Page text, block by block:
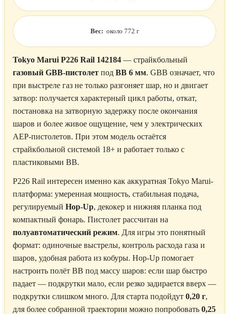
Вес: около 772 г
Tokyo Marui P226 Rail 142184 — страйкбольный
газовый GBB-пистолет под BB 6 мм. GBB означает, что
при выстреле газ не только разгоняет шар, но и двигает
затвор: получается характерный цикл работы, откат,
постановка на затворную задержку после окончания
шаров и более живое ощущение, чем у электрических
AEP-пистолетов. При этом модель остаётся
страйкбольной системой 18+ и работает только с
пластиковыми BB.
P226 Rail интересен именно как аккуратная Tokyo Marui-
платформа: умеренная мощность, стабильная подача,
регулируемый Hop-Up, декокер и нижняя планка под
компактный фонарь. Пистолет рассчитан на
полуавтоматический режим. Для игры это понятный
формат: одиночные выстрелы, контроль расхода газа и
шаров, удобная работа из кобуры. Hop-Up помогает
настроить полёт BB под массу шаров: если шар быстро
падает — подкрутки мало, если резко задирается вверх —
подкрутки слишком много. Для старта подойдут 0,20 г,
для более собранной траектории можно попробовать 0,25